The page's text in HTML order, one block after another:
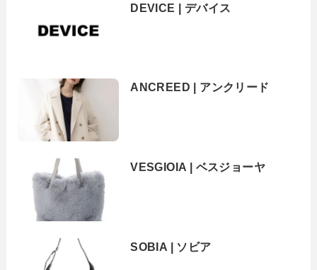
DEVICE | デバイス
ANCREED | アンクリード
VESGIOIA | ベスジョーヤ
SOBIA | ソビア